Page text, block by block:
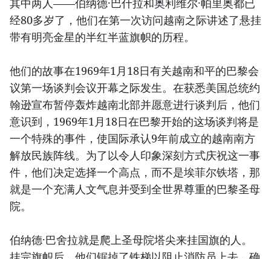
其中两人——伯纳德·巴什拉和奥利维尔·帕里奥都已
经80多岁了，他们在第一次访问越南之际讲述了悬挂
带有明亮金星的半红半蓝旗帜的历程。
他们的故事在1969年1月18日有关越南和平的巴黎会
议第一场谈判会议开幕之际发生。在获悉美国总统约
翰逊宣布暂停轰炸越南北部并愿意进行谈判后，他们
意识到，1969年1月18日在巴黎开始的这场谈判将是
一个特殊的事件，使国际承认9年前成立的越南南方
解放民族阵线。为了以令人印象深刻方式庆祝这一事
件，他们决定选择一个高点，而不是埃菲尔铁塔，那
就是一个充满人文气息并受到全世界尊重的巴黎圣母
院。
伯纳德·巴舍拉就是爬上圣母院塔尖来挂国旗的人。